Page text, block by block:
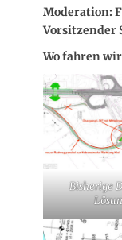
Moderation:
Vorsitzender
Wo fahren
Bisherige